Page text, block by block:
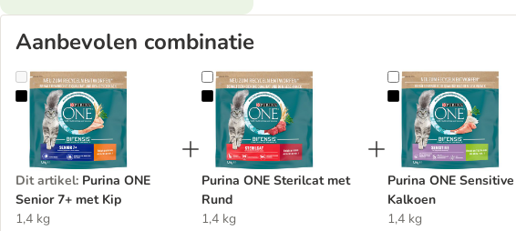
Aanbevolen combinatie
Purina ONE Senior 7+ met Kip
Dit artikel: Purina ONE
Senior 7+ met Kip
1,4 kg
Purina ONE Sterilcat met Rund
Purina ONE Sterilcat met
Rund
1,4 kg
Purina ONE
Purina ONE
Kalkoen
1,4 kg